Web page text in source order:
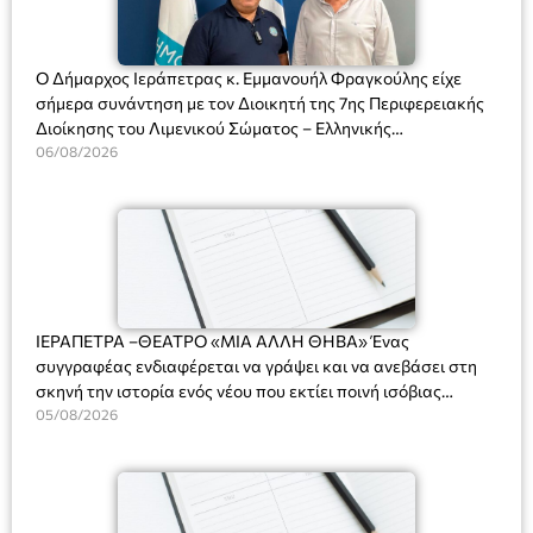
Ο Δήμαρχος Ιεράπετρας κ. Εμμανουήλ Φραγκούλης είχε
σήμερα συνάντηση με τον Διοικητή της 7ης Περιφερειακής
Διοίκησης του Λιμενικού Σώματος – Ελληνικής
Ακτοφυλακής (Λ.Σ.-ΕΛ.ΑΚΤ.), Αρχιπλοίαρχο Λ.Σ. κ. Ιωάννη
06/08/2026
ΙΕΡΑΠΕΤΡΑ –ΘΕΑΤΡΟ «ΜΙΑ ΑΛΛΗ ΘΗΒΑ» Ένας
συγγραφέας ενδιαφέρεται να γράψει και να ανεβάσει στη
σκηνή την ιστορία ενός νέου που εκτίει ποινή ισόβιας
κάθειρξης για πατροκτονία. Ένα πολυβραβευμένο έργο για
ασθένεια, τον ερωτισμό. Ένα έργο αινιγματικό, συγκινητικό,
όσο και διασκεδαστικό. Ο διακεκριμένος σκηνοθέτης
Βαγγέλης Θεοδωρόπουλος ανέδειξε το πολυεπίπεδο αυτό
05/08/2026